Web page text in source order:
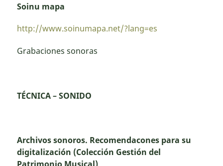
Soinu mapa
http://www.soinumapa.net/?lang=es
Grabaciones sonoras
TÉCNICA – SONIDO
Archivos sonoros. Recomendacones para su
digitalización (Colección Gestión del